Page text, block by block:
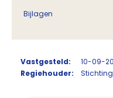
Bijlagen
Vastgesteld:
10-09-
Regiehouder:
Stichting